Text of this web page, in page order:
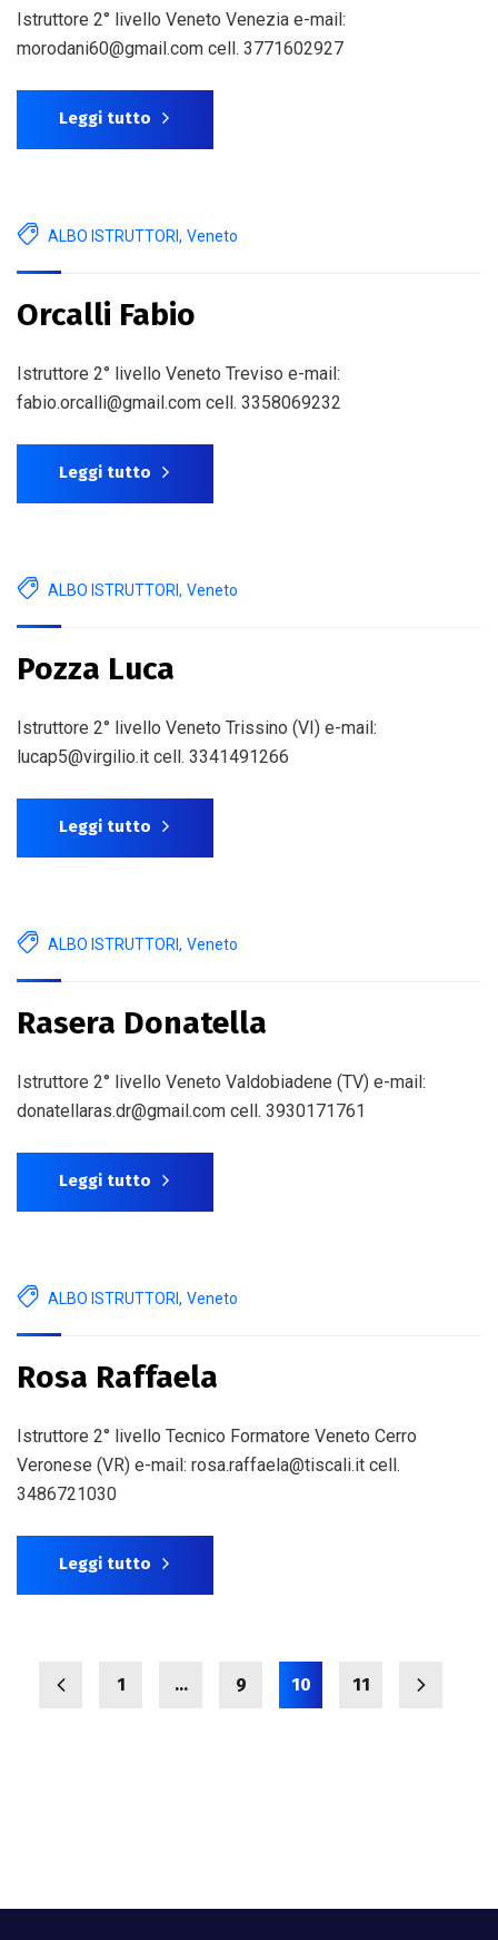
Istruttore 2° livello Veneto Venezia e-mail:
morodani60@gmail.com cell. 3771602927
Leggi tutto
ALBO ISTRUTTORI, Veneto
Orcalli Fabio
Istruttore 2° livello Veneto Treviso e-mail:
fabio.orcalli@gmail.com cell. 3358069232
Leggi tutto
ALBO ISTRUTTORI, Veneto
Pozza Luca
Istruttore 2° livello Veneto Trissino (VI) e-mail:
lucap5@virgilio.it cell. 3341491266
Leggi tutto
ALBO ISTRUTTORI, Veneto
Rasera Donatella
Istruttore 2° livello Veneto Valdobiadene (TV) e-mail:
donatellaras.dr@gmail.com cell. 3930171761
Leggi tutto
ALBO ISTRUTTORI, Veneto
Rosa Raffaela
Istruttore 2° livello Tecnico Formatore Veneto Cerro
Veronese (VR) e-mail: rosa.raffaela@tiscali.it cell.
3486721030
Leggi tutto
1 … 9 10 11